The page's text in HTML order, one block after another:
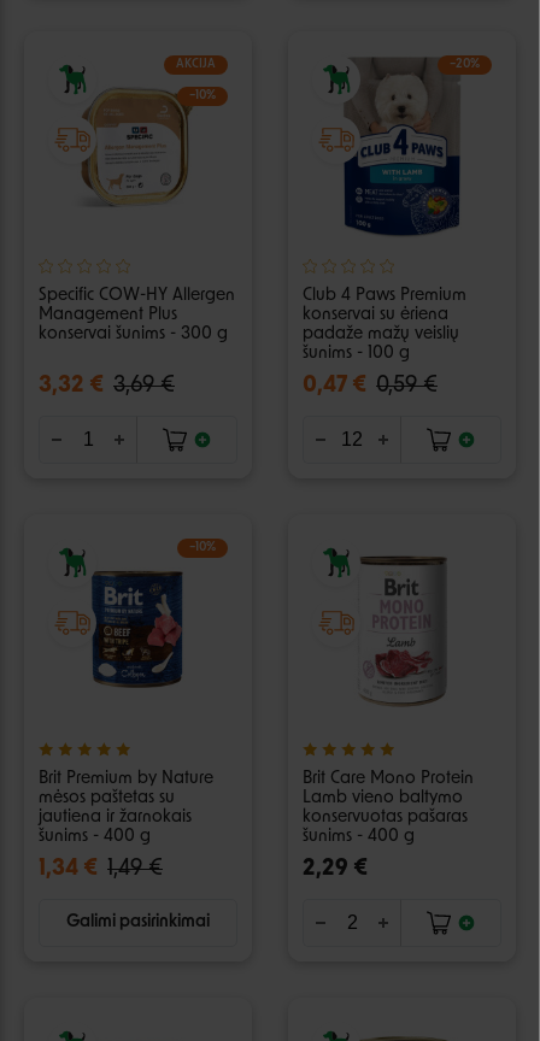
AKCIJA
−10%
Specific COW-HY Allergen
Management Plus
konservai šunims - 300 g
3,32 € 3,69 €
−20%
Club 4 Paws Premium
konservai su ėriena
padaže mažų veislių
šunims - 100 g
0,47 € 0,59 €
−10%
Brit Premium by Nature
mėsos paštetas su
jautiena ir žarnokais
šunims - 400 g
1,34 € 1,49 €
Galimi pasirinkimai
Brit Care Mono Protein
Lamb vieno baltymo
konservuotas pašaras
šunims - 400 g
2,29 €